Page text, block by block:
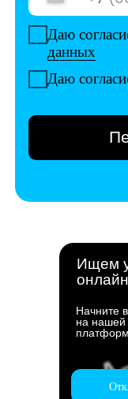
Ищем
Начните
на нашей